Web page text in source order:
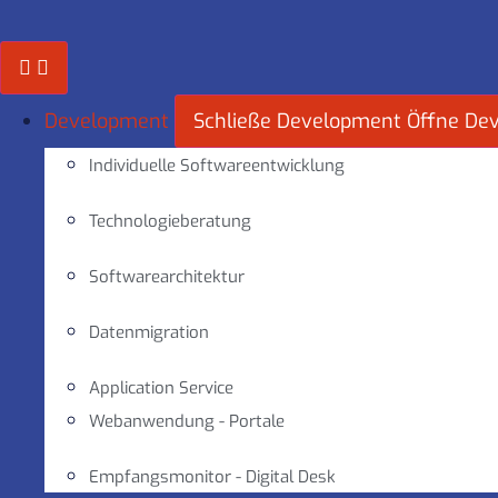
Inhalt
springen
Development
Schließe Development Öffne
Individuelle Softwareentwicklung
Technologieberatung
Softwarearchitektur
Datenmigration
Application Service
Webanwendung - Portale
Empfangsmonitor - Digital Desk